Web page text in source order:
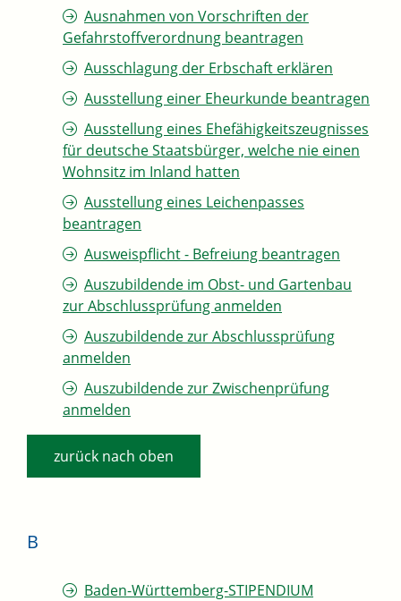
Ausnahmen von Vorschriften der
Gefahrstoffverordnung beantragen
Ausschlagung der Erbschaft erklären
Ausstellung einer Eheurkunde beantragen
Ausstellung eines Ehefähigkeitszeugnisses
für deutsche Staatsbürger, welche nie einen
Wohnsitz im Inland hatten
Ausstellung eines Leichenpasses
beantragen
Ausweispflicht - Befreiung beantragen
Auszubildende im Obst- und Gartenbau
zur Abschlussprüfung anmelden
Auszubildende zur Abschlussprüfung
anmelden
Auszubildende zur Zwischenprüfung
anmelden
zurück nach oben
B
Baden-Württemberg-STIPENDIUM